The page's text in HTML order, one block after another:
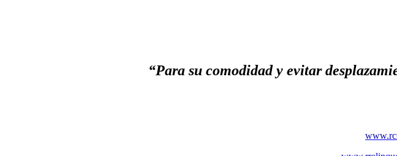
“Para su comodidad y evitar